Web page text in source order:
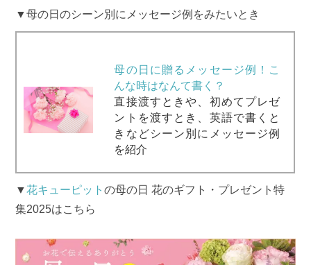
▼母の日のシーン別にメッセージ例をみたいとき
母の日に贈るメッセージ例！こ
んな時はなんて書く？
直接渡すときや、初めてプレゼ
ントを渡すとき、英語で書くと
きなどシーン別にメッセージ例
を紹介
▼花キューピットの母の日 花のギフト・プレゼント特
集2025はこちら